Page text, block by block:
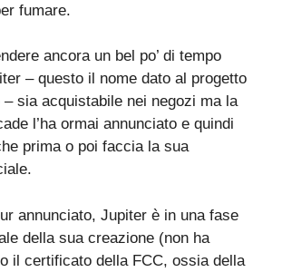
fumare.
ancora un bel po’ di tempo
– questo il nome dato al progetto
sia acquistabile nei negozi ma la
l’ha ormai annunciato e quindi
prima o poi faccia la sua
annunciato, Jupiter è in una fase
della sua creazione (non ha
il certificato della FCC, ossia della